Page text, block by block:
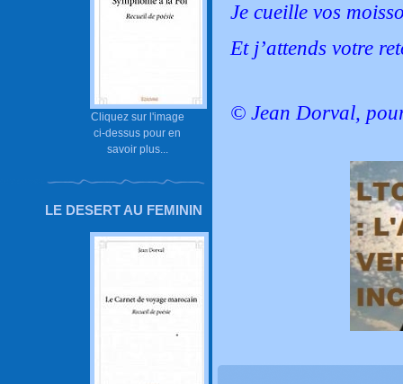
Cliquez sur l'image
ci-dessus pour en
savoir plus...
LE DESERT AU FEMININ
Je cueille vos
Et j’attends votre
© Jean Dorval,